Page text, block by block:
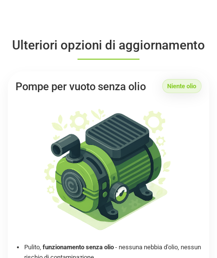
Ulteriori opzioni di aggiornamento
Pompe per vuoto senza olio Niente olio
Pulito, funzionamento senza olio- nessuna nebbia d'olio, nessun